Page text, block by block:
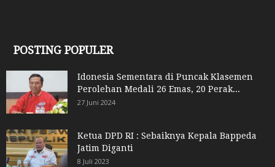
POSTING POPULER
Idonesia Sementara di Puncak Klasemen
Perolehan Medali 26 Emas, 20 Perak...
27 Juni 2024
Ketua DPD RI : Sebaiknya Kepala Bappeda
Jatim Diganti
8 Juli 2023